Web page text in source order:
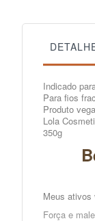
Indicado
Para fios
Produto
Lola
350g
Meus ativos
Força e